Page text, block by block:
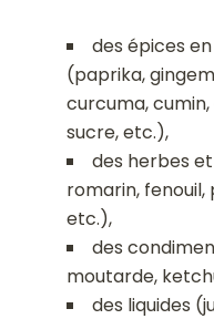
des épices
(paprika,
curcuma,
sucre, etc.),
des herbes
romarin,
etc.),
des
moutarde,
des liquides